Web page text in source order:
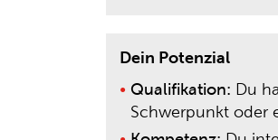
Dein Potenzial
Qualifikation: Du
Schwerpunkt oder